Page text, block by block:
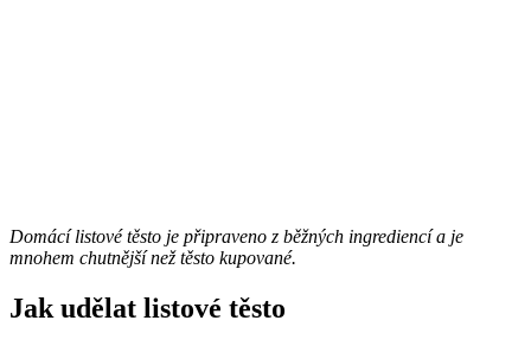
Domácí listové těsto je připraveno z běžných ingrediencí a je
mnohem chutnější než těsto kupované.
Jak udělat listové těsto